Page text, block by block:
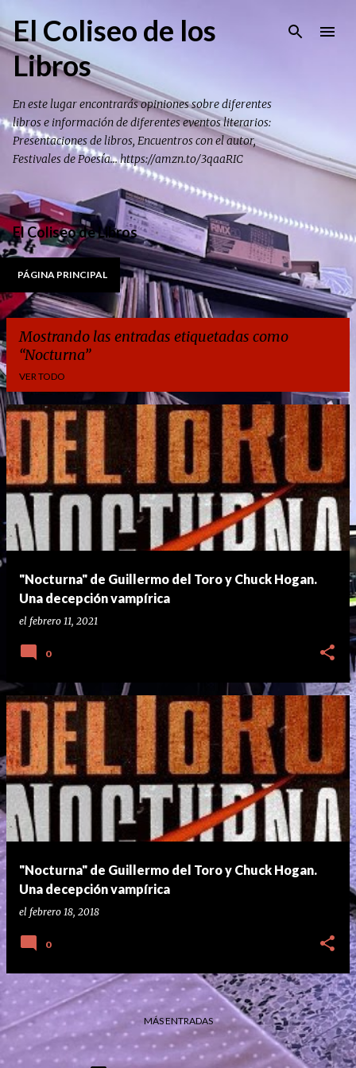
Ir al contenido principal
El Coliseo de los
Libros
En este lugar encontrarás opiniones sobre diferentes
libros e información de diferentes eventos literarios:
Presentaciones de libros, Encuentros con el autor,
Festivales de Poesía... https://amzn.to/3qaaRIC
El Coliseo de Libros
PÁGINA PRINCIPAL
Mostrando las entradas etiquetadas como
Nocturna
VER TODO
E
n
t
r
a
d
a
"Nocturna" de Guillermo del Toro y Chuck Hogan.
Una decepción vampírica
el febrero 11, 2021
0
"Nocturna" de Guillermo del Toro y Chuck Hogan.
Una decepción vampírica
el febrero 18, 2018
0
MÁS ENTRADAS